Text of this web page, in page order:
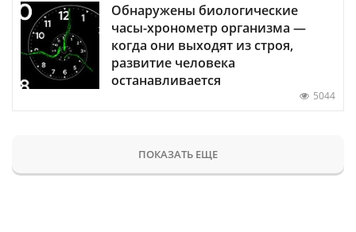
Обнаружены биологические
часы-хронометр организма —
когда они выходят из строя,
развитие человека
останавливается
5044
ПОКАЗАТЬ ЕЩЕ